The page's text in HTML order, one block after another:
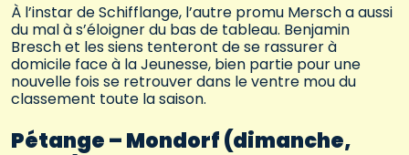
À l’instar de Schifflange, l’autre promu Mersch a aussi
du mal à s’éloigner du bas de tableau. Benjamin
Bresch et les siens tenteront de se rassurer à
domicile face à la Jeunesse, bien partie pour une
nouvelle fois se retrouver dans le ventre mou du
classement toute la saison.
Pétange – Mondorf (dimanche,